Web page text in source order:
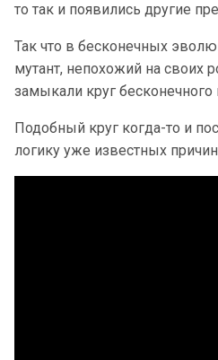
то так и появились другие
Так что в бесконечных
мутант, непохожий на своих
замыкали круг
Подобный круг когда-то и
логику уже известных